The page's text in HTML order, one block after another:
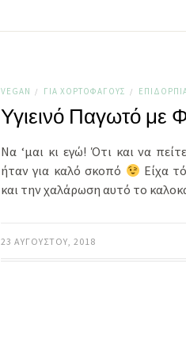
VEGAN / ΓΙΑ ΧΟΡΤΟΦΆΓΟΥΣ /
Υγιεινό Παγωτό με
Να ‘μαι κι εγώ! Ότι και να
ήταν για καλό σκοπό
Είχα
και την χαλάρωση αυτό το
23 ΑΥΓΟΎΣΤΟΥ, 2018